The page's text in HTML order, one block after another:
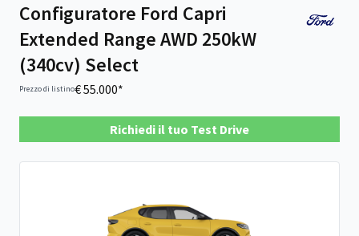
Configuratore Ford Capri
Extended Range AWD 250kW
(340cv) Select
Prezzo di listino€ 55.000*
Richiedi il tuo Test Drive